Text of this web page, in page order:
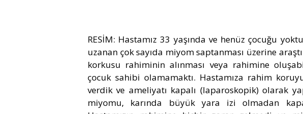
RESİM: Hastamız 33 yaşında ve henüz çocuğu
uzanan çok sayıda miyom saptanması üzerine
korkusu rahiminin alınması veya rahimine
çocuk sahibi olamamaktı. Hastamıza rahim
verdik ve ameliyatı kapalı (laparoskopik) olarak
miyomu, karında büyük yara izi olmadan